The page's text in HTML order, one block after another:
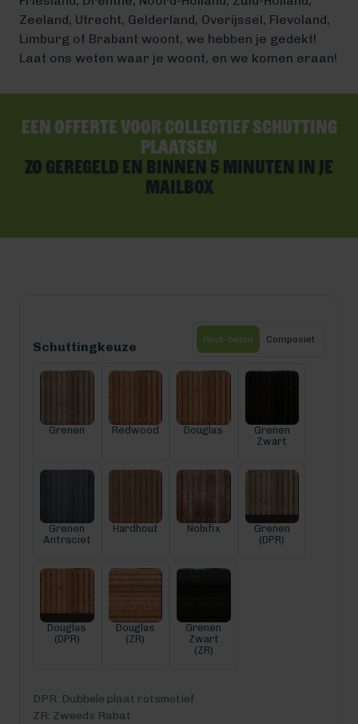
Zeeland, Utrecht, Gelderland, Overijssel, Flevoland,
Limburg of Brabant woont, we hebben je gedekt!
Laat ons weten waar je woont, en we komen eraan!
Een offerte voor collectief schutting
plaatsen
Zo geregeld en binnen 5 minuten in je
mailbox
Schuttingkeuze Hout-beton Composiet
Grenen Redwood Douglas
Grenen
Zwart
Grenen
Antraciet
Hardhout Nobifix
Grenen
(DPR)
Douglas
(DPR)
Douglas
(ZR)
Grenen
Zwart
(ZR)
DPR: Dubbele plaat rotsmotief
ZR: Zweeds Rabat